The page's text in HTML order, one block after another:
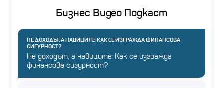
Бизнес Видео Подкаст
НЕ ДОХОДЪТ, А НАВИЦИТЕ: КАК СЕ ИЗГРАЖДА ФИНАНСОВА
СИГУРНОСТ?
Не доходът, а навиците: Как се изгражда
финансова сигурност?